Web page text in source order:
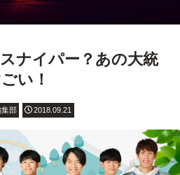
ナイパー？あの大統
い！
部 2018.09.21